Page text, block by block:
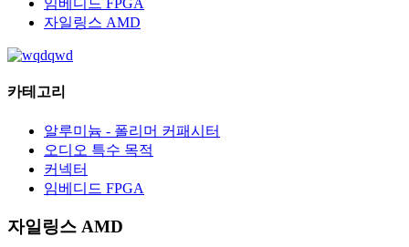
임베디드 FPGA
자일링스 AMD
카테고리
알루미늄 - 폴리머 커패시터
오디오 특수 목적
커넥터
임베디드 FPGA
자일링스 AMD